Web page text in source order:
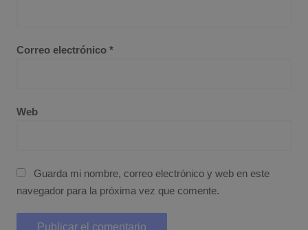
Correo electrónico *
Web
Guarda mi nombre, correo electrónico y web en este
navegador para la próxima vez que comente.